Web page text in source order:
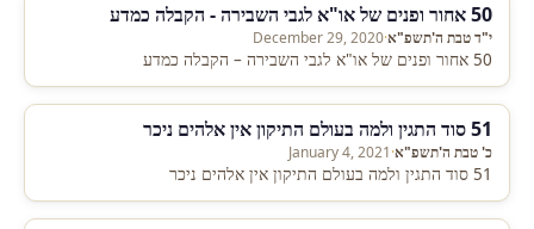
50 אחור ופנים של או"א לגבי השבירה - הקבלה כמדע
י"ד טבת ה'תשפ"א·
December 29, 2020
50 אחור ופנים של או"א לגבי השבירה – הקבלה כמדע
51 סוד התגין ולמה בעולם התיקון אין אלהים ניכר
כ' טבת ה'תשפ"א·
January 4, 2021
51 סוד התגין ולמה בעולם התיקון אין אלהים ניכר